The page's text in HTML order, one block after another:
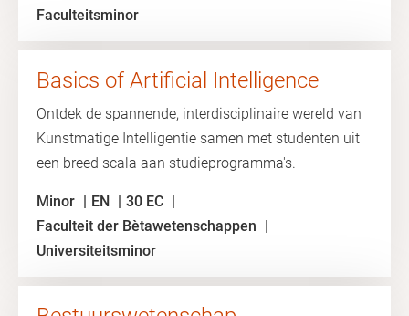
Faculteitsminor
Basics of Artificial Intelligence
Ontdek de spannende, interdisciplinaire wereld van
Kunstmatige Intelligentie samen met studenten uit
een breed scala aan studieprogramma's.
Minor EN
30 EC
Faculteit der Bètawetenschappen
Universiteitsminor